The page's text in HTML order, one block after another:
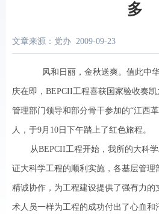
多
文章来源：党办 2009-09-23
风和日丽，金秋送爽。值此中华
庆在即，BEPCII工程喜获国家验收奏
管理部门领导和部分骨干参加的“江西
人，于9月10日下午踏上了红色旅程。
从BEPCII工程开始，我所的大科
证大科学工程的顺利实施，各基层管理
精诚协作，为工程建设提供了强有力
术人员一样为工程的成功付出了心血